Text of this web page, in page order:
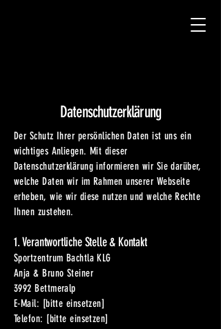
Datenschutzerklärung
Der Schutz Ihrer persönlichen Daten ist uns ein
wichtiges Anliegen. Mit dieser
Datenschutzerklärung informieren wir Sie darüber,
welche Daten wir im Rahmen unserer Webseite
erheben, wie wir diese nutzen und welche Rechte
Ihnen zustehen.
1. Verantwortliche Stelle & Kontakt
Sportzentrum Bachtla KLG
Anja & Bruno Steiner
3992 Bettmeralp
E-Mail: [bitte einsetzen]
Telefon: [bitte einsetzen]